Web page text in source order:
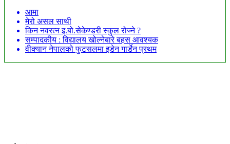
आमा
मेरो असल साथी
किन नवरत्न इ.बो.सेकेण्डरी स्कुल रोज्ने ?
सम्पादकीय : विद्यालय खोल्नेबारे बहस आवश्यक
वीक्यान नेपालको फुटसलमा इडेन गार्डेन प्रथम